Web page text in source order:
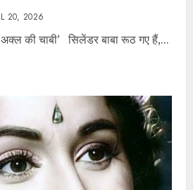
20, 2026
अक्ल की चाबी’ सिलेंडर बाबा रूठ गए हैं,...